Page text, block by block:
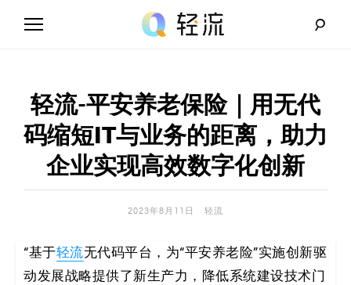
流
_
A
I
代
轻流-平安养老保险｜用无代
码缩短IT与业务的距离，助力
企业实现高效数字化创新
2023年8月11日 轻流
“基于轻流无代码平台，为“平安养老险”实施创新驱
动发展战略提供了新生产力，降低系统建设技术门